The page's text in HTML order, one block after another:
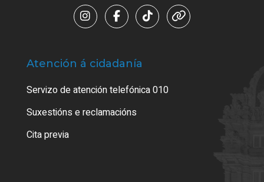
Atención á cidadanía
Servizo de atención telefónica 010
Suxestións e reclamacións
Cita previa